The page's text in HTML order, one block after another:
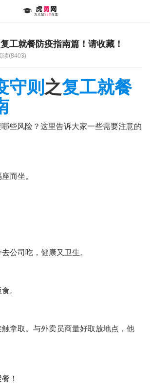
工就餐防疫指南篇！请收藏！
读(8403)
守则 之复工就餐
些风险？这里告诉大家一些需要注意的
而坐。
公司吃，健康又卫生。
。
拿取。与外卖员商量好取放地点，他
！